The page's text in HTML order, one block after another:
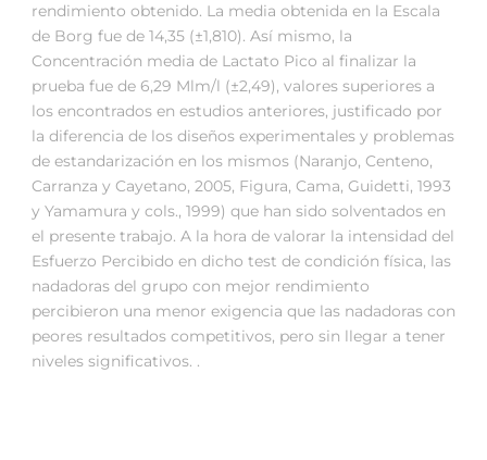
rendimiento obtenido. La media obtenida en la Escala
de Borg fue de 14,35 (±1,810). Así mismo, la
Concentración media de Lactato Pico al finalizar la
prueba fue de 6,29 Mlm/l (±2,49), valores superiores a
los encontrados en estudios anteriores, justificado por
la diferencia de los diseños experimentales y problemas
de estandarización en los mismos (Naranjo, Centeno,
Carranza y Cayetano, 2005, Figura, Cama, Guidetti, 1993
y Yamamura y cols., 1999) que han sido solventados en
el presente trabajo. A la hora de valorar la intensidad del
Esfuerzo Percibido en dicho test de condición física, las
nadadoras del grupo con mejor rendimiento
percibieron una menor exigencia que las nadadoras con
peores resultados competitivos, pero sin llegar a tener
niveles significativos. .